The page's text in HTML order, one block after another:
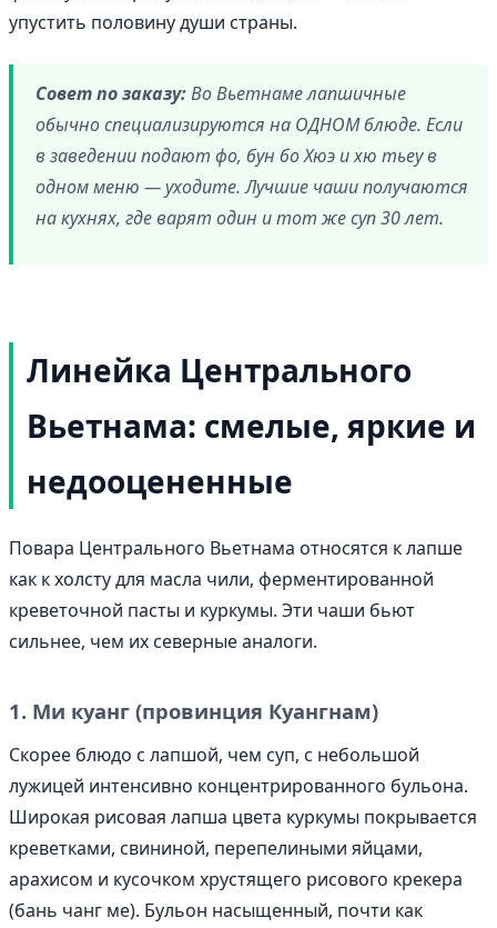
упустить половину души страны.
Совет по заказу:Во Вьетнаме лапшичные
обычно специализируются на ОДНОМ блюде. Если
в заведении подают фо, бун бо Хюэ и хю тьеу в
одном меню — уходите. Лучшие чаши получаются
на кухнях, где варят один и тот же суп 30 лет.
Линейка Центрального
Вьетнама: смелые, яркие и
недооцененные
Повара Центрального Вьетнама относятся к лапше
как к холсту для масла чили, ферментированной
креветочной пасты и куркумы. Эти чаши бьют
сильнее, чем их северные аналоги.
1. Ми куанг (провинция Куангнам)
Скорее блюдо с лапшой, чем суп, с небольшой
лужицей интенсивно концентрированного бульона.
Широкая рисовая лапша цвета куркумы покрывается
креветками, свининой, перепелиными яйцами,
арахисом и кусочком хрустящего рисового крекера
(бань чанг ме). Бульон насыщенный, почти как